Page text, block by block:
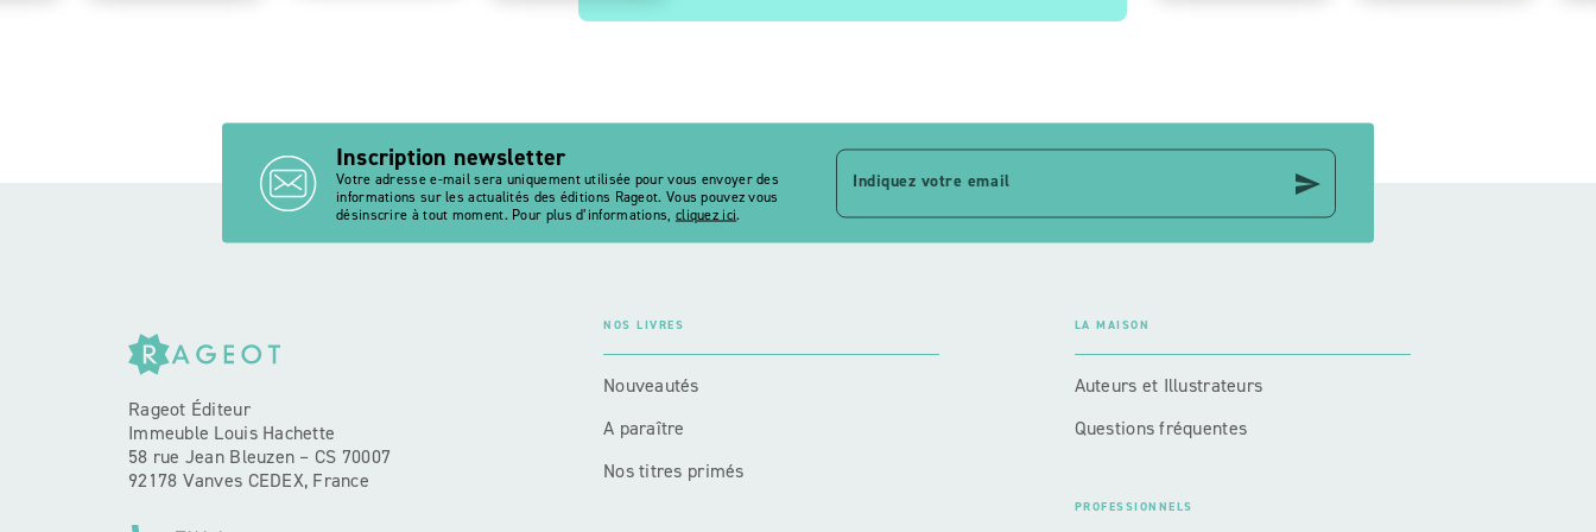
Inscription newsletter
Votre adresse e-mail sera uniquement utilisée pour vous envoyer des
informations sur les actualités des éditions Rageot. Vous pouvez vous
désinscrire à tout moment. Pour plus d’informations, cliquez ici.
Indiquez votre email send
Rageot Éditeur
Immeuble Louis Hachette
58 rue Jean Bleuzen – CS 70007
92178 Vanves CEDEX, France
NOS LIVRES
Nouveautés
A paraître
Nos titres primés
LA MAISON
Auteurs et Illustrateurs
Questions fréquentes
PROFESSIONNELS